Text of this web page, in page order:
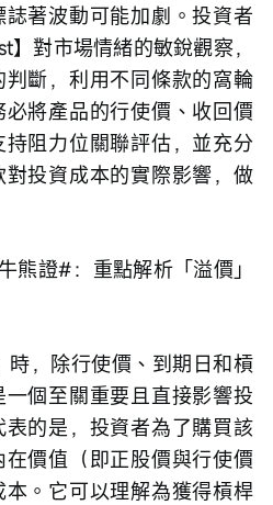
著波動可能加劇。投資者
對市場情緒的敏銳觀察，
斷，利用不同條款的窩輪
將產品的行使價、收回價
阻力位關聯評估，並充分
投資成本的實際影響，做
個至關重要且直接影響投
的是，投資者為了購買該
價值（即正股價與行使價
。它可以理解為獲得槓桿